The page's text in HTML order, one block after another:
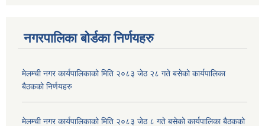
नगरपालिका बोर्डका निर्णयहरु
मेलम्ची नगर कार्यपालिकाको मिति २०८३ जेठ २८ गते बसेको कार्यपालिका
बैठकको निर्णयहरु
मेलम्ची नगर कार्यपालिकाको मिति २०८३ जेठ ८ गते बसेको कार्यपालिका बैठकको